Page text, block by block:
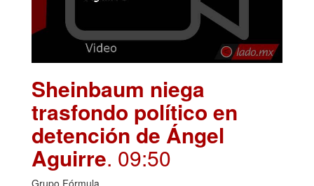
Sheinbaum niega
trasfondo político en
detención de Ángel
Aguirre. 09:50
Grupo Fórmula